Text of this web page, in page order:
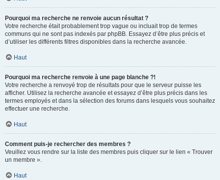
Pourquoi ma recherche ne renvoie aucun résultat ?
Votre recherche était probablement trop vague ou incluait trop de termes
communs qui ne sont pas indexés par phpBB. Essayez d’être plus précis et
d’utiliser les différents filtres disponibles dans la recherche avancée.
Haut
Pourquoi ma recherche renvoie à une page blanche ?!
Votre recherche a renvoyé trop de résultats pour que le serveur puisse les
afficher. Utilisez la recherche avancée et essayez d’être plus précis dans les
termes employés et dans la sélection des forums dans lesquels vous souhaitez
effectuer une recherche.
Haut
Comment puis-je rechercher des membres ?
Veuillez vous rendre sur la liste des membres puis cliquer sur le lien « Trouver
un membre ».
Haut